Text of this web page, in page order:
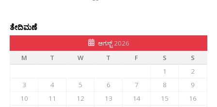
ತೇದಿಮಣೆ
ಆಗಸ್ಟ್ 2026
M
T W T F S
S
1
2
3
4 5 6 7 8
9
10
11 12 13 14 15
16